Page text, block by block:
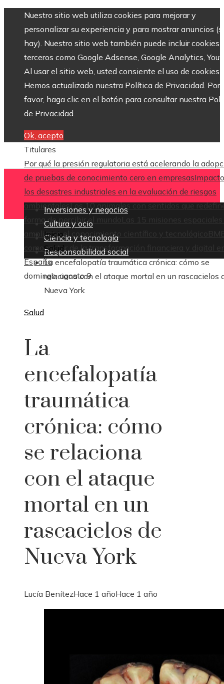
Nuestro sitio web utiliza cookies para mejorar y
personalizar su experiencia y para mostrar anuncios
hay). Nuestro sitio web también puede incluir cookies
terceros como Google Adsense, Google Analytics,
Al usar el sitio web, usted consiente el uso de cookies.
Hemos actualizado nuestra Política de Privacidad. Por
favor, haga clic en el botón para consultar nuestra
de Privacidad.
Ok, acepto
Titulares
Por qué la presión regulatoria está acelerando la
de pruebas de conocimiento cero en empresas
los desastres industriales en la evaluación de riesgos
ambientalesLos 10 animales con sentidos que
forma de percibir el mundo Las 15 misiones espaciales
ampliaron el conocimiento científico y tecnológico
como motor de la transformación financiera y digital
España
domingo, agosto 9
Inversiones y negocios
Cultura y ocio
Ciencia y tecnología
Responsabilidad social
Inicio
Salud
La encefalopatía traumática crónica: cómo se
relaciona con el ataque mortal en un rascacielos
Nueva York
Salud
La
encefalopatía
traumática
crónica: cómo
se relaciona
con el ataque
mortal en un
rascacielos de
Nueva York
Lucía BenítezHace 1 añoHace 1 año